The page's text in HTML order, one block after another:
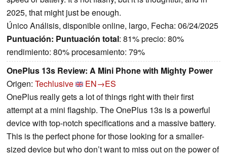
2025, that might just be enough.
Único Análisis, disponible online, largo, Fecha: 06/24/2025
Puntuación: Puntuación total: 81% precio: 80%
rendimiento: 80% procesamiento: 79%
OnePlus 13s Review: A Mini Phone with Mighty Power
Origen: Techlusive
EN→ES
OnePlus really gets a lot of things right with their first
attempt at a mini flagship. The OnePlus 13s is a powerful
device with top-notch specifications and a massive battery.
This is the perfect phone for those looking for a smaller-
sized device but who don’t want to miss out on the power of